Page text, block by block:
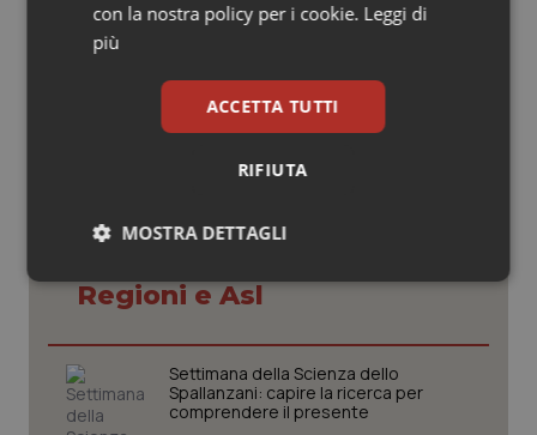
Vaccini
10 Novembre 2010
© Riproduzione riservata
Regioni e Asl
Settimana della Scienza dello
Spallanzani: capire la ricerca per
comprendere il presente
con la nostra policy per i cookie. Leggi di
più
ACCETTA TUTTI
RIFIUTA
MOSTRA DETTAGLI
Necessari Statistici Marketing